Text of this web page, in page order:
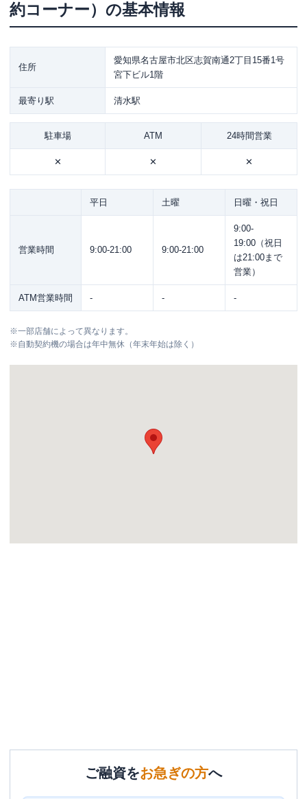
約コーナー） の基本情報
住所
愛知県名古屋市北区志賀南通2丁目15番1号
宮下ビル1階
最寄り駅 清水駅
駐車場 ATM 24時間営業
✕ ✕ ✕
平日 土曜 日曜・祝日
営業時間 9:00-21:00 9:00-21:00
9:00-
19:00（祝日
は21:00まで
営業）
ATM営業時間 - - -
※一部店舗によって異なります。
※自動契約機の場合は年中無休（年末年始は除く）
ご融資をお急ぎの方へ